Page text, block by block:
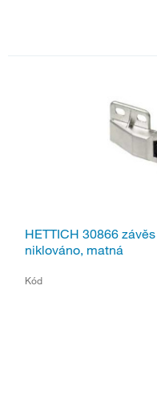
HETTICH 30866
niklováno, matná
Kód